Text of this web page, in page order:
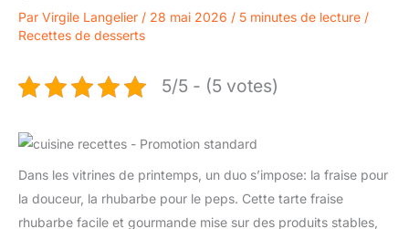
Par Virgile Langelier / 28 mai 2026 / 5 minutes de lecture /
Recettes de desserts
5/5 - (5 votes)
Dans les vitrines de printemps, un duo s’impose: la fraise pour
la douceur, la rhubarbe pour le peps. Cette tarte fraise
rhubarbe facile et gourmande mise sur des produits stables,